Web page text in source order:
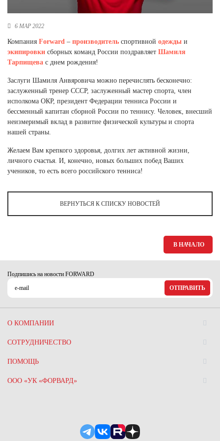
Омская область (5)
Республика Башкортостан (3)
Республика Крым (1)
Республика Татарстан (2)
Самарская область (1)
Санкт-Петербург и ЛО (3)
Саратовская область (1)
Свердловская область (5)
Северная Осетия (2)
Ставропольский край (5)
Томская область (1)
Тюменская область (3)
Ямало-Ненецкий автономный округ (1)
6 МАР 2022
Компания Forward – производитель спортивной одежды и
экипировки сборных команд России поздравляет Шамиля
Тарпищева с днем рождения!
Заслуги Шамиля Анвяровича можно перечислять бесконечно:
заслуженный тренер СССР, заслуженный мастер спорта, член
исполкома ОКР, президент Федерации тенниса России и
бессменный капитан сборной России по теннису. Человек, внесший
неизмеримый вклад в развитие физической культуры и спорта
нашей страны.
Желаем Вам крепкого здоровья, долгих лет активной жизни,
личного счастья. И, конечно, новых больших побед Ваших
учеников, то есть всего российского тенниса!
ВЕРНУТЬСЯ К СПИСКУ НОВОСТЕЙ
В НАЧАЛО
Подпишись на новости FORWARD
ОТПРАВИТЬ
О КОМПАНИИ
СОТРУДНИЧЕСТВО
ПОМОЩЬ
ООО «УК «ФОРВАРД»